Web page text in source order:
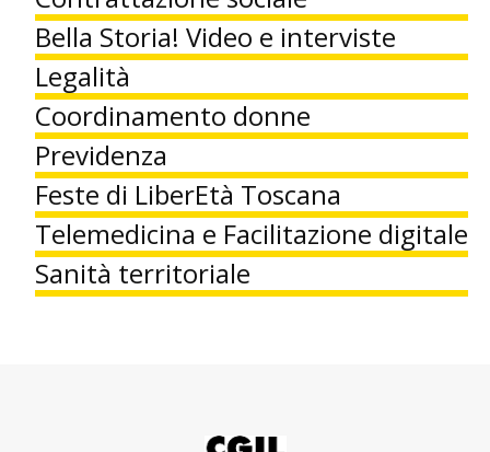
Bella Storia! Video e interviste
Legalità
Coordinamento donne
Previdenza
Feste di LiberEtà Toscana
Telemedicina e Facilitazione digitale
Sanità territoriale